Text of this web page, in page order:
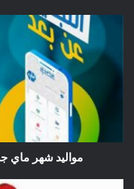
مواليد
جدّد
مواليد شهر ماي